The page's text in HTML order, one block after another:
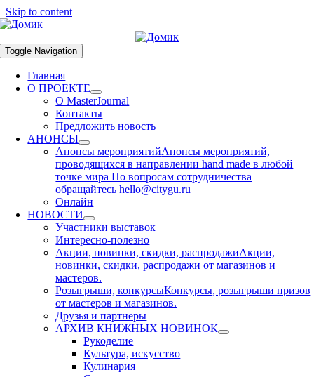
Skip to content
Toggle Navigation
Главная
О ПРОЕКТЕ
О MasterJournal
Контакты
Предложить новость
АНОНСЫ
Анонсы мероприятийАнонсы мероприятий,
проводящихся в направлении hand made в любой
точке мира По вопросам сотрудничества
обращайтесь hello@citygu.ru
Онлайн
НОВОСТИ
Участники выставок
Интересно-полезно
Акции, новинки, скидки, распродажиАкции,
новинки, скидки, распродажи от магазинов и
мастеров.
Розыгрыши, конкурсыКонкурсы, розыгрыши призов
от мастеров и магазинов.
Друзья и партнеры
АРХИВ КНИЖНЫХ НОВИНОК
Рукоделие
Культура, искусство
Кулинария